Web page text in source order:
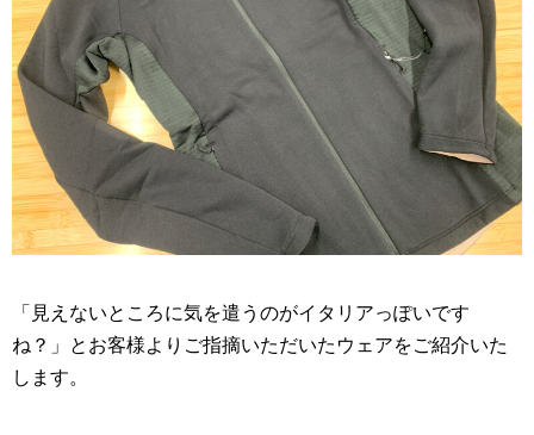
「見えないところに気を遣うのがイタリアっぽいです
ね？」とお客様よりご指摘いただいたウェアをご紹介いた
します。